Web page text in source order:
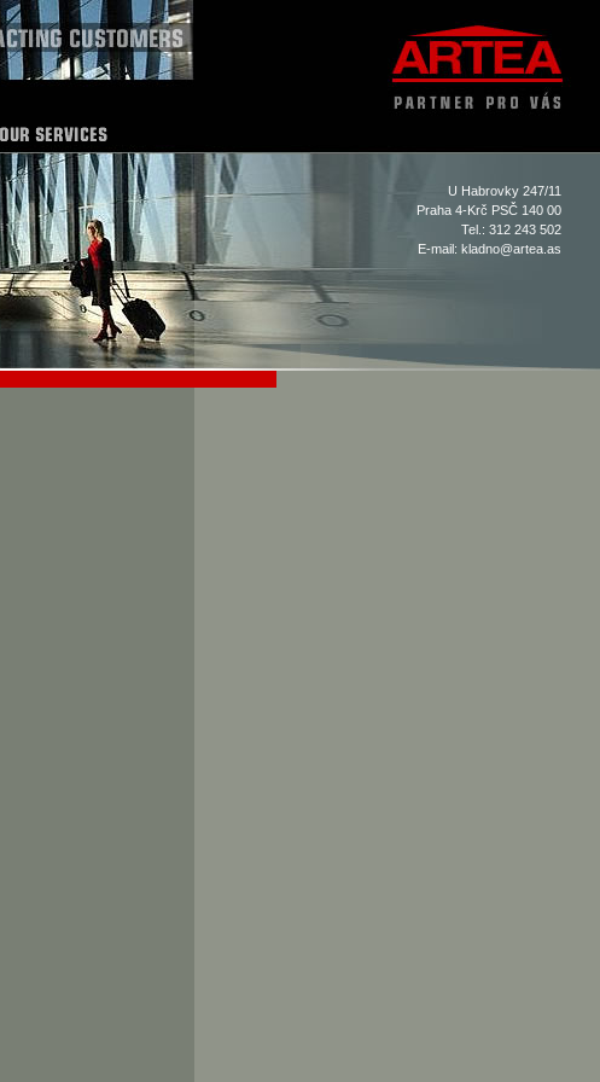
U Habrovky 247/11
Praha 4-Krč PSČ 140 00
Tel.: 312 243 502
E-mail: kladno@artea.as